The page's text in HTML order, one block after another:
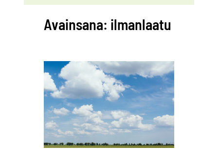
Avainsana: ilmanlaatu